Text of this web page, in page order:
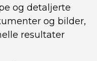
og detaljerte
og bilder,
resultater